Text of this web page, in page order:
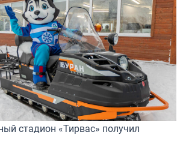
стадион «Тирвас» получил